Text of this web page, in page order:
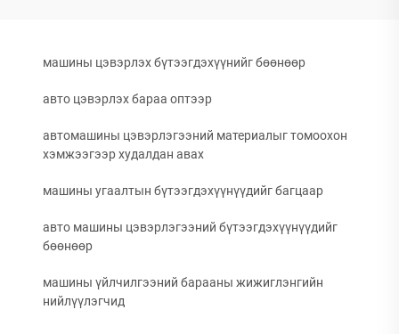
машины цэвэрлэх бүтээгдэхүүнийг бөөнөөр
авто цэвэрлэх бараа оптээр
автомашины цэвэрлэгээний материалыг томоохон
хэмжээгээр худалдан авах
машины угаалтын бүтээгдэхүүнүүдийг багцаар
авто машины цэвэрлэгээний бүтээгдэхүүнүүдийг
бөөнөөр
машины үйлчилгээний барааны жижиглэнгийн
нийлүүлэгчид